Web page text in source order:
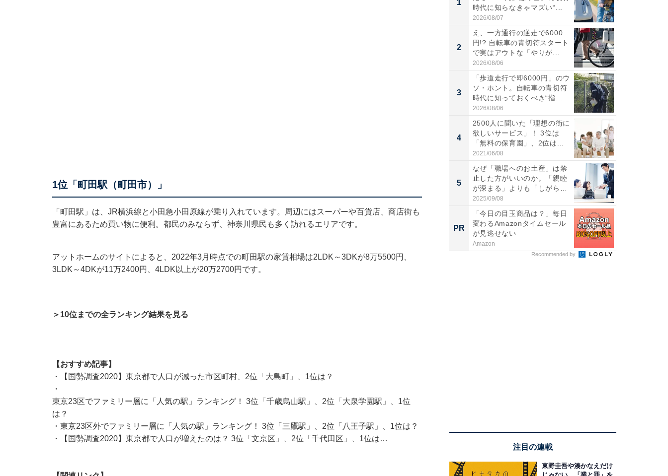
1位「町田駅（町田市）」
「町田駅」は、JR横浜線と小田急小田原線が乗り入れています。周辺にはスーパーや百貨店、商店街も
豊富にあるため買い物に便利。都民のみならず、神奈川県民も多く訪れるエリアです。
アットホームのサイトによると、2022年3月時点での町田駅の家賃相場は2LDK～3DKが8万5500円、
3LDK～4DKが11万2400円、4LDK以上が20万2700円です。
＞10位までの全ランキング結果を見る
【おすすめ記事】
・
【国勢調査2020】東京都で人口が減った市区町村、2位「大島町」、1位は？
・
東京23区でファミリー層に「人気の駅」ランキング！ 3位「千歳烏山駅」、2位「大泉学園駅」、1位
は？
・ 東京23区外でファミリー層に「人気の駅」ランキング！ 3位「三鷹駅」、2位「八王子駅」、1位は？
・
【国勢調査2020】東京都で人口が増えたのは？ 3位「文京区」、2位「千代田区」、1位は…
1
時代に知らなきゃマズい“...
2026/08/07
2
え、一方通行の逆走で6000
円!? 自転車の青切符スタート
で実はアウトな「やりが...
2026/08/06
3
「歩道走行で即6000円」のウ
ソ・ホント。自転車の青切符
時代に知っておくべき“指...
2026/08/06
4
2500人に聞いた「理想の街に
欲しいサービス」！ 3位は
「無料の保育園」、2位は...
2021/06/08
5
なぜ「職場へのお土産」は禁
止した方がいいのか。「親睦
が深まる」よりも「しがら
み」...
2025/09/08
PR
「今日の目玉商品は？」毎日
変わるAmazonタイムセール
が見逃せない
Amazon
Recommended by
注目の連載
東野圭吾や湊かなえだけ